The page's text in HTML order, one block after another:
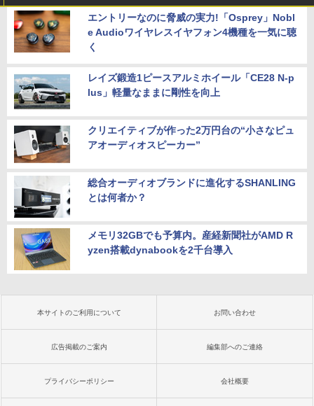
エントリーなのに脅威の実力!「Osprey」Nobl
e Audioワイヤレスイヤフォン4機種を一気に聴
く
レイズ鍛造1ピースアルミホイール「CE28 N-p
lus」軽量なままに剛性を向上
クリエイティブが作った2万円台の“小さなピュ
アオーディオスピーカー”
総合オーディオブランドに進化するSHANLING
とは何者か？
メモリ32GBでも予算内。産経新聞社がAMD R
yzen搭載dynabookを2千台導入
本サイトのご利用について お問い合わせ
広告掲載のご案内 編集部へのご連絡
プライバシーポリシー 会社概要